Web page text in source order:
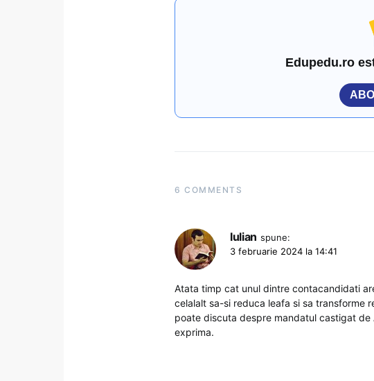
Edupedu.ro
6 COMMENTS
Iulian spune:
3 februarie 2024 la 14:41
Atata timp cat unul dintre contacandidati
celalalt sa-si reduca leafa si sa transforme
poate discuta despre mandatul castigat de
exprima.